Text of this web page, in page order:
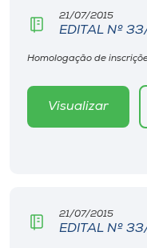
21/07/2015
EDITAL Nº
Homologação de
Visualizar
21/07/2015
EDITAL Nº